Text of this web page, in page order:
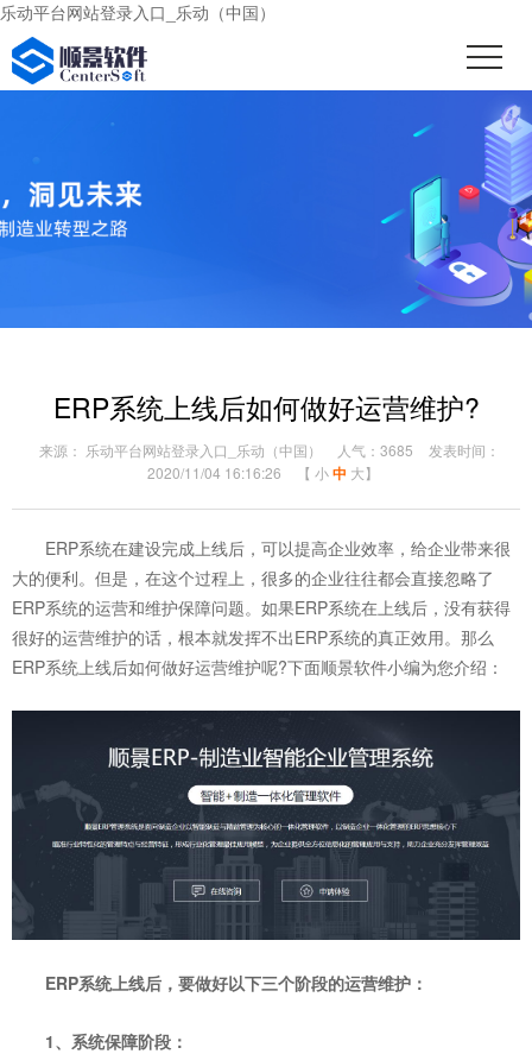
乐动平台网站登录入口_乐动（中国）
ERP系统上线后如何做好运营维护?
来源： 乐动平台网站登录入口_乐动（中国） 人气：3685
发表时间：
2020/11/04 16:16:26
【 小中 大】
ERP系统在建设完成上线后，可以提高企业效率，给企业带来很
大的便利。但是，在这个过程上，很多的企业往往都会直接忽略了
ERP系统的运营和维护保障问题。如果ERP系统在上线后，没有获得
很好的运营维护的话，根本就发挥不出ERP系统的真正效用。那么
ERP系统上线后如何做好运营维护呢?下面顺景软件小编为您介绍：
ERP系统上线后，要做好以下三个阶段的运营维护：
1、系统保障阶段：